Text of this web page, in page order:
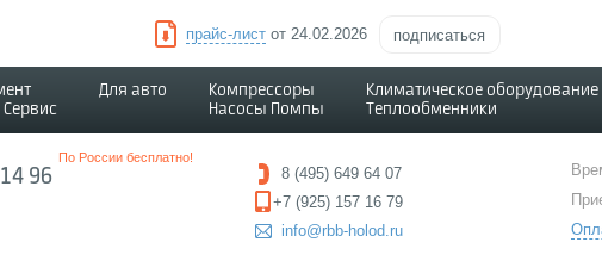
прайс-листот 24.02.2026 подписаться
Для авто
Компрессоры
Насосы Помпы
Климатическое оборудование
Теплообменники
96
По России бесплатно!
8 (495) 649 64 07
+7 (925) 157 16 79
info@rbb-holod.ru